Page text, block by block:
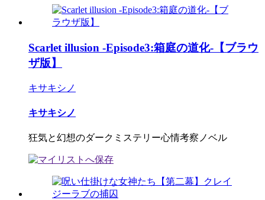
Scarlet illusion -Episode3:箱庭の道化-【ブラウ
ザ版】
キサキシノ
キサキシノ
狂気と幻想のダークミステリー心情考察ノベル